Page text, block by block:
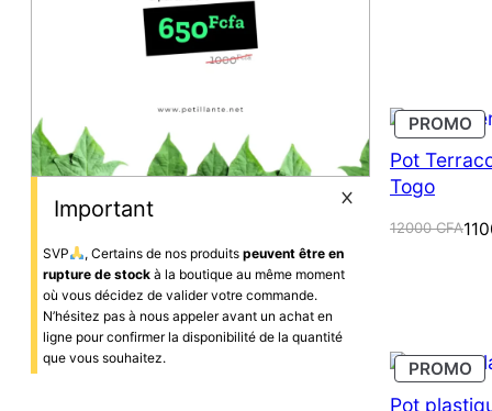
Important
SVP , Certains de nos produits peuvent être en
rupture de stock à la boutique au même moment
où vous décidez de valider votre commande.
N’hésitez pas à nous appeler avant un achat en
ligne pour confirmer la disponibilité de la quantité
que vous souhaitez.
PROMO
EN
Pot
Togo
12000CFA
Le
Le
PROMO
EN
Pot